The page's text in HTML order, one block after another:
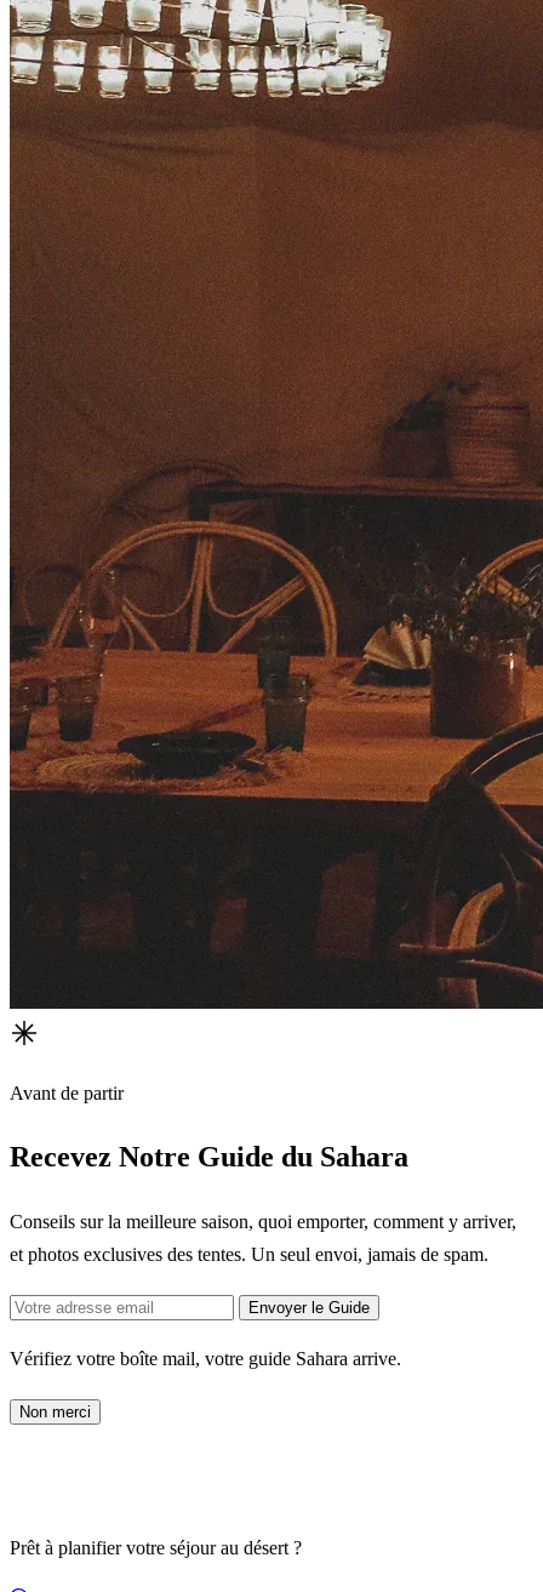
Avant de partir
Recevez Notre Guide du Sahara
Conseils sur la meilleure saison, quoi emporter, comment y arriver,
et photos exclusives des tentes. Un seul envoi, jamais de spam.
Envoyer le Guide
Vérifiez votre boîte mail, votre guide Sahara arrive.
Non merci
Prêt à planifier votre séjour au désert ?